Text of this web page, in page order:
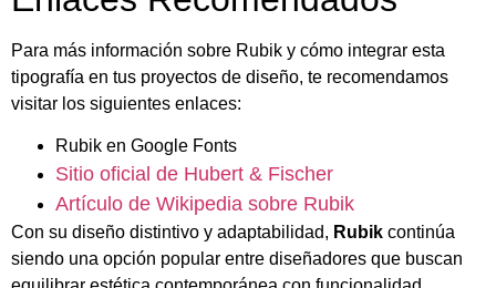
Para más información sobre Rubik y cómo integrar esta
tipografía en tus proyectos de diseño, te recomendamos
visitar los siguientes enlaces:
Rubik en Google Fonts
Sitio oficial de Hubert & Fischer
Artículo de Wikipedia sobre Rubik
Con su diseño distintivo y adaptabilidad, Rubik continúa
siendo una opción popular entre diseñadores que buscan